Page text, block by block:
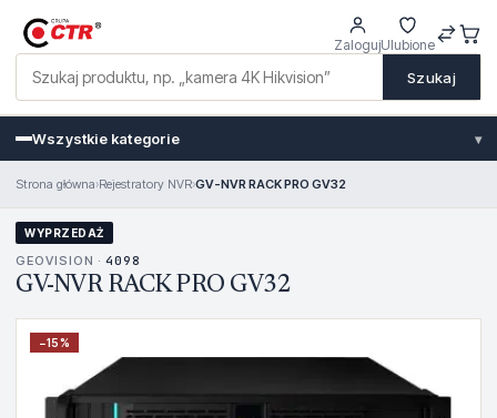
Szukaj
ZalogujUlubione
Wszystkie kategorie ▾
Strona główna›Rejestratory NVR›GV-NVR RACK PRO GV32
WYPRZEDAŻ
GEOVISION · 4098
GV-NVR RACK PRO GV32
−15%